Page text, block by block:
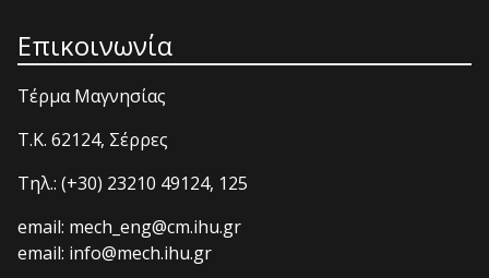
Επικοινωνία
Τέρμα Μαγνησίας
T.K. 62124, Σέρρες
Τηλ.: (+30) 23210 49124, 125
email: mech_eng@cm.ihu.gr
email: info@mech.ihu.gr